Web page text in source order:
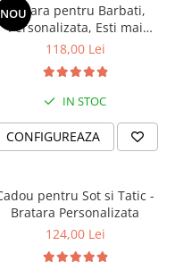
toate produsele și reparații,
este suportat de client, iar
sau împărțit, în funcție de
NOU
Bratara pentru Barbati,
Personalizata, Esti mai
puternic si mai iubit
118,00 Lei
IN STOC
CONFIGUREAZA
pentru Sot si Tatic -
Bratara Personalizata
124,00 Lei